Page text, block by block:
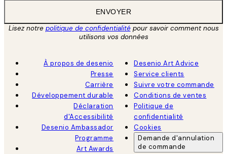
ENVOYER
Lisez notre politique de confidentialitépour savoir comment nous
utilisons vos données
À propos de desenio
Presse
Carrière
Développement durable
Déclaration
d'Accessibilité
Desenio Ambassador
Programme
Art Awards
Desenio Art Advice
Service clients
Suivre votre commande
Conditions de ventes
Politique de
confidentialité
Cookies
Demande d'annulation
de commande